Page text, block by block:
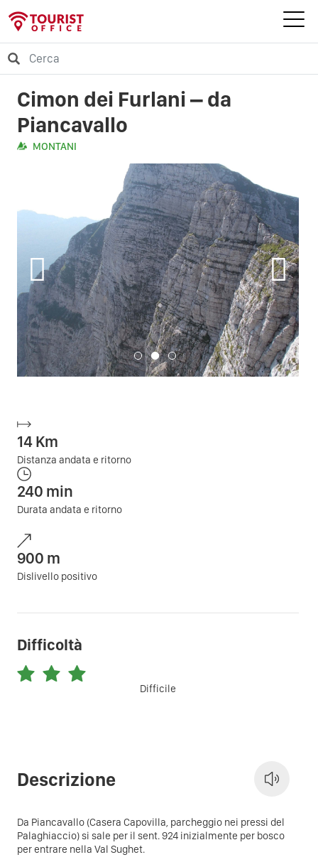
Cimon dei Furlani – da
Piancavallo
MONTANI
14Km
Distanza andata e ritorno
240 min
Durata andata e ritorno
900 m
Dislivello positivo
Difficoltà
Difficile
Descrizione
Da Piancavallo (Casera Capovilla, parcheggio nei pressi del
Palaghiaccio) si sale per il sent. 924 inizialmente per bosco
per entrare nella Val Sughet.